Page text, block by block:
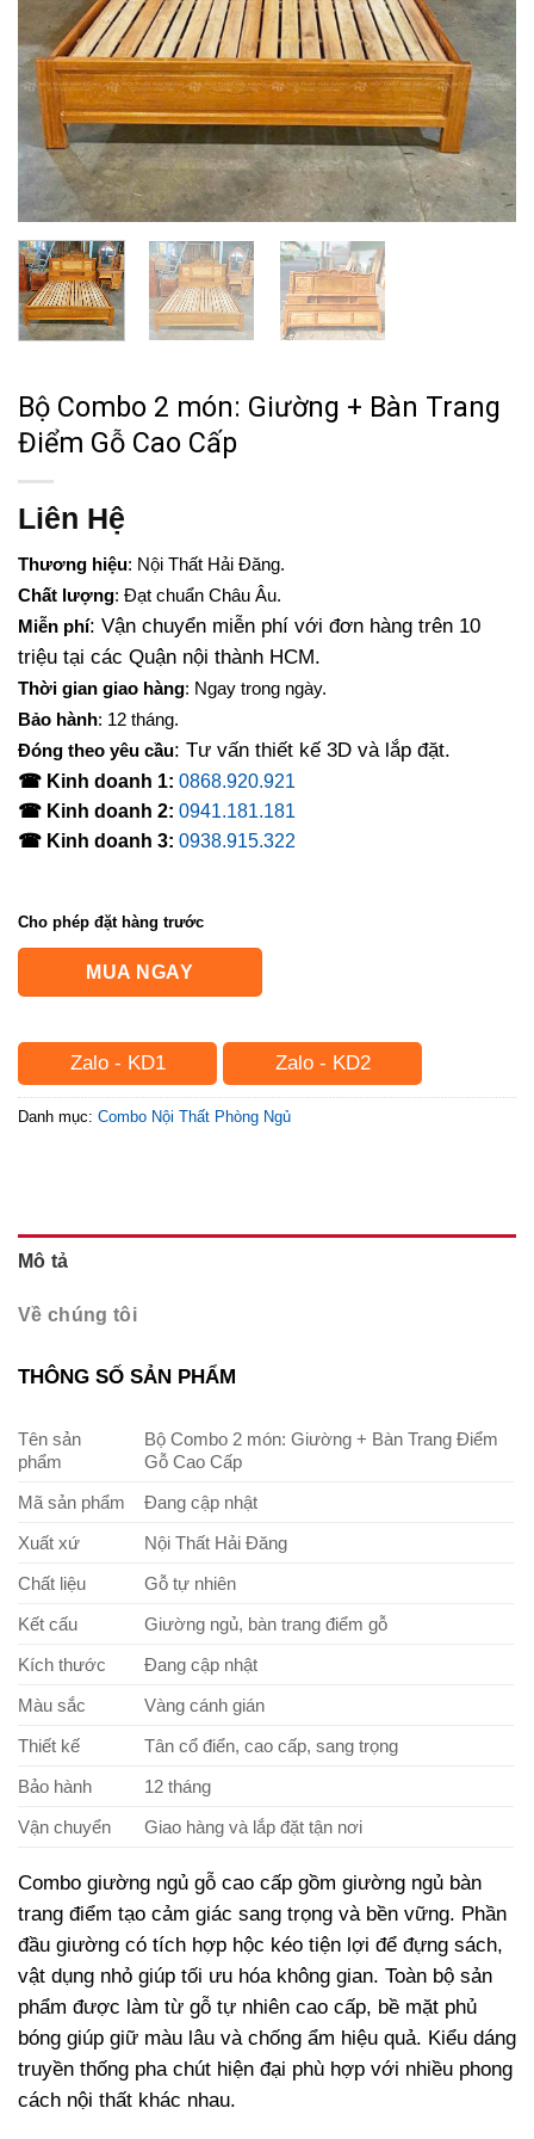
Bộ Combo 2 món: Giường + Bàn Trang
Điểm Gỗ Cao Cấp
Liên Hệ
Thương hiệu: Nội Thất Hải Đăng.
Chất lượng: Đạt chuẩn Châu Âu.
Miễn phí: Vận chuyển miễn phí với đơn hàng trên 10
triệu tại các Quận nội thành HCM.
Thời gian giao hàng: Ngay trong ngày.
Bảo hành: 12 tháng.
Đóng theo yêu cầu: Tư vấn thiết kế 3D và lắp đặt.
☎ Kinh doanh 1: 0868.920.921
☎ Kinh doanh 2: 0941.181.181
☎ Kinh doanh 3: 0938.915.322
Cho phép đặt hàng trước
MUA NGAY
Zalo - KD1 Zalo - KD2
Danh mục: Combo Nội Thất Phòng Ngủ
Mô tả
Về chúng tôi
THÔNG SỐ SẢN PHẨM
Tên sản
phẩm
Bộ Combo 2 món: Giường + Bàn Trang Điểm
Gỗ Cao Cấp
Mã sản phẩm
Đang cập nhật
Xuất xứ
Nội Thất Hải Đăng
Chất liệu
Gỗ tự nhiên
Kết cấu
Giường ngủ, bàn trang điểm gỗ
Kích thước
Đang cập nhật
Màu sắc
Vàng cánh gián
Thiết kế
Tân cổ điển, cao cấp, sang trọng
Bảo hành
12 tháng
Vận chuyển
Giao hàng và lắp đặt tận nơi
Combo giường ngủ gỗ cao cấp gồm giường ngủ bàn
trang điểm tạo cảm giác sang trọng và bền vững. Phần
đầu giường có tích hợp hộc kéo tiện lợi để đựng sách,
vật dụng nhỏ giúp tối ưu hóa không gian. Toàn bộ sản
phẩm được làm từ gỗ tự nhiên cao cấp, bề mặt phủ
bóng giúp giữ màu lâu và chống ẩm hiệu quả. Kiểu dáng
truyền thống pha chút hiện đại phù hợp với nhiều phong
cách nội thất khác nhau.